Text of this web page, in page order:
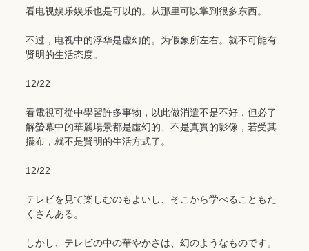
看电视娱乐娱乐也是可以的。从那里可以掌到很多东西。
不过，电视中的浮华是虚幻的。为假象所左右。就不可能有
贤明的生活态度。
12/22
看電視可從中學習許多事物，以此做消遣不是不好，但必了
解螢幕中的華麗場景都是虛幻的、不是真實的影像，若受其
擺布，就不是賢明的生活方式了。
12/22
テレビを見て楽しむのもよいし、そこから学べることもた
くさんある。
しかし、テレビの中の華やかさは、幻のようなものです。